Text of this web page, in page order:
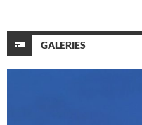
GALERIES